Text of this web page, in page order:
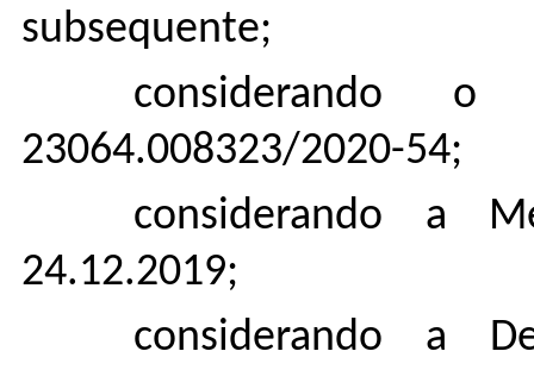
subsequente;
considerando
23064.008323/2020-54;
considerando a
24.12.2019;
considerando a